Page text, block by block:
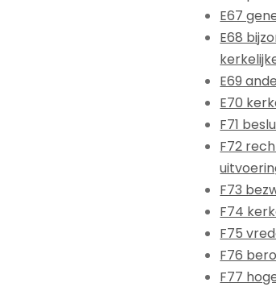
E67
E68
E69
E70
F71
F72
F73
F74
F75
F76
F77